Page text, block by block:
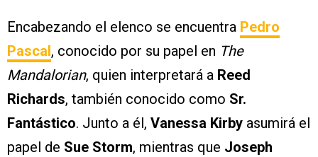
Encabezando el elenco se encuentra Pedro
Pascal , conocido por su papel en The
Mandalorian, quien interpretará a Reed
Richards, también conocido como Sr.
Fantástico. Junto a él, Vanessa Kirby asumirá el
papel de Sue Storm, mientras que Joseph